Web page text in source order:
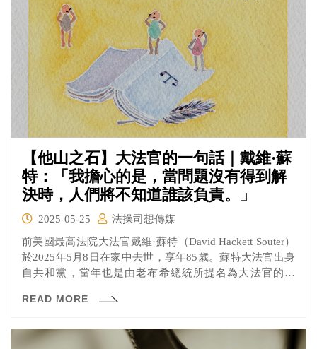
【他山之石】大法官的一句話｜戴維·蘇
特：「我擔心的是，當問題沒有得到解
決時，人們將不知道誰該負責。」
2025-05-25
法操司想傳媒
前美國最高法院大法官戴維·蘇特（David Hackett Souter）
於2025年5月8日在家中去世，享年85歲。蘇特大法官出身
自共和黨，當年也是由老布希總統所提名為大法官的人
等等議題上都能看出他的立場。
READ MORE